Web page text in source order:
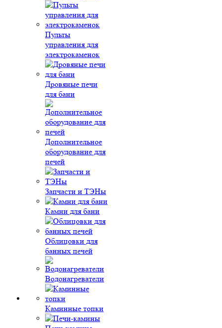
Пульты
управления для
электрокаменок
Дровяные печи
для бани
Дополнительное
оборудование для
печей
Запчасти и ТЭНы
Камни для бани
Облицовки для
банных печей
Водонагреватели
Каминные топки